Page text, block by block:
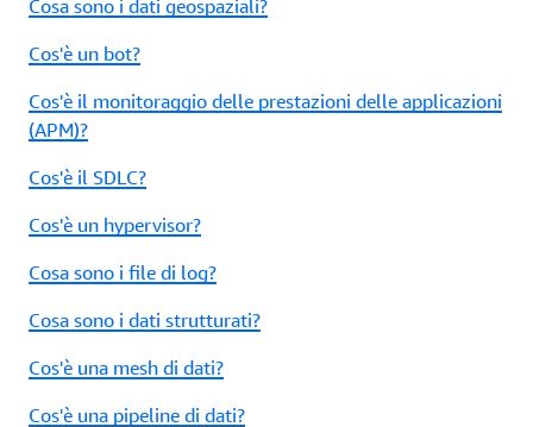
Cosa sono i dati geospaziali?
Cos'è un bot?
Cos'è il monitoraggio delle prestazioni delle applicazioni
(APM)?
Cos'è il SDLC?
Cos'è un hypervisor?
Cosa sono i file di log?
Cosa sono i dati strutturati?
Cos'è una mesh di dati?
Cos'è una pipeline di dati?